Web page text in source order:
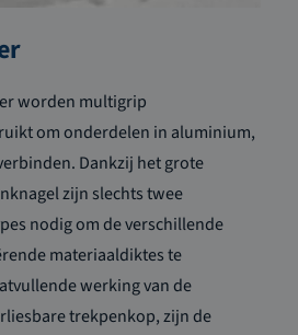
worden multigrip
om onderdelen in aluminium,
Dankzij het grote
zijn slechts twee
nodig om de verschillende
materiaaldiktes te
werking van de
trekpenkop, zijn de